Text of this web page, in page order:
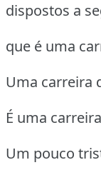
dispostos a
que é uma
Uma carreira
É uma
Um pouco